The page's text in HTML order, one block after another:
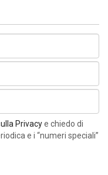
Privacye chiedo di
e i “numeri speciali”